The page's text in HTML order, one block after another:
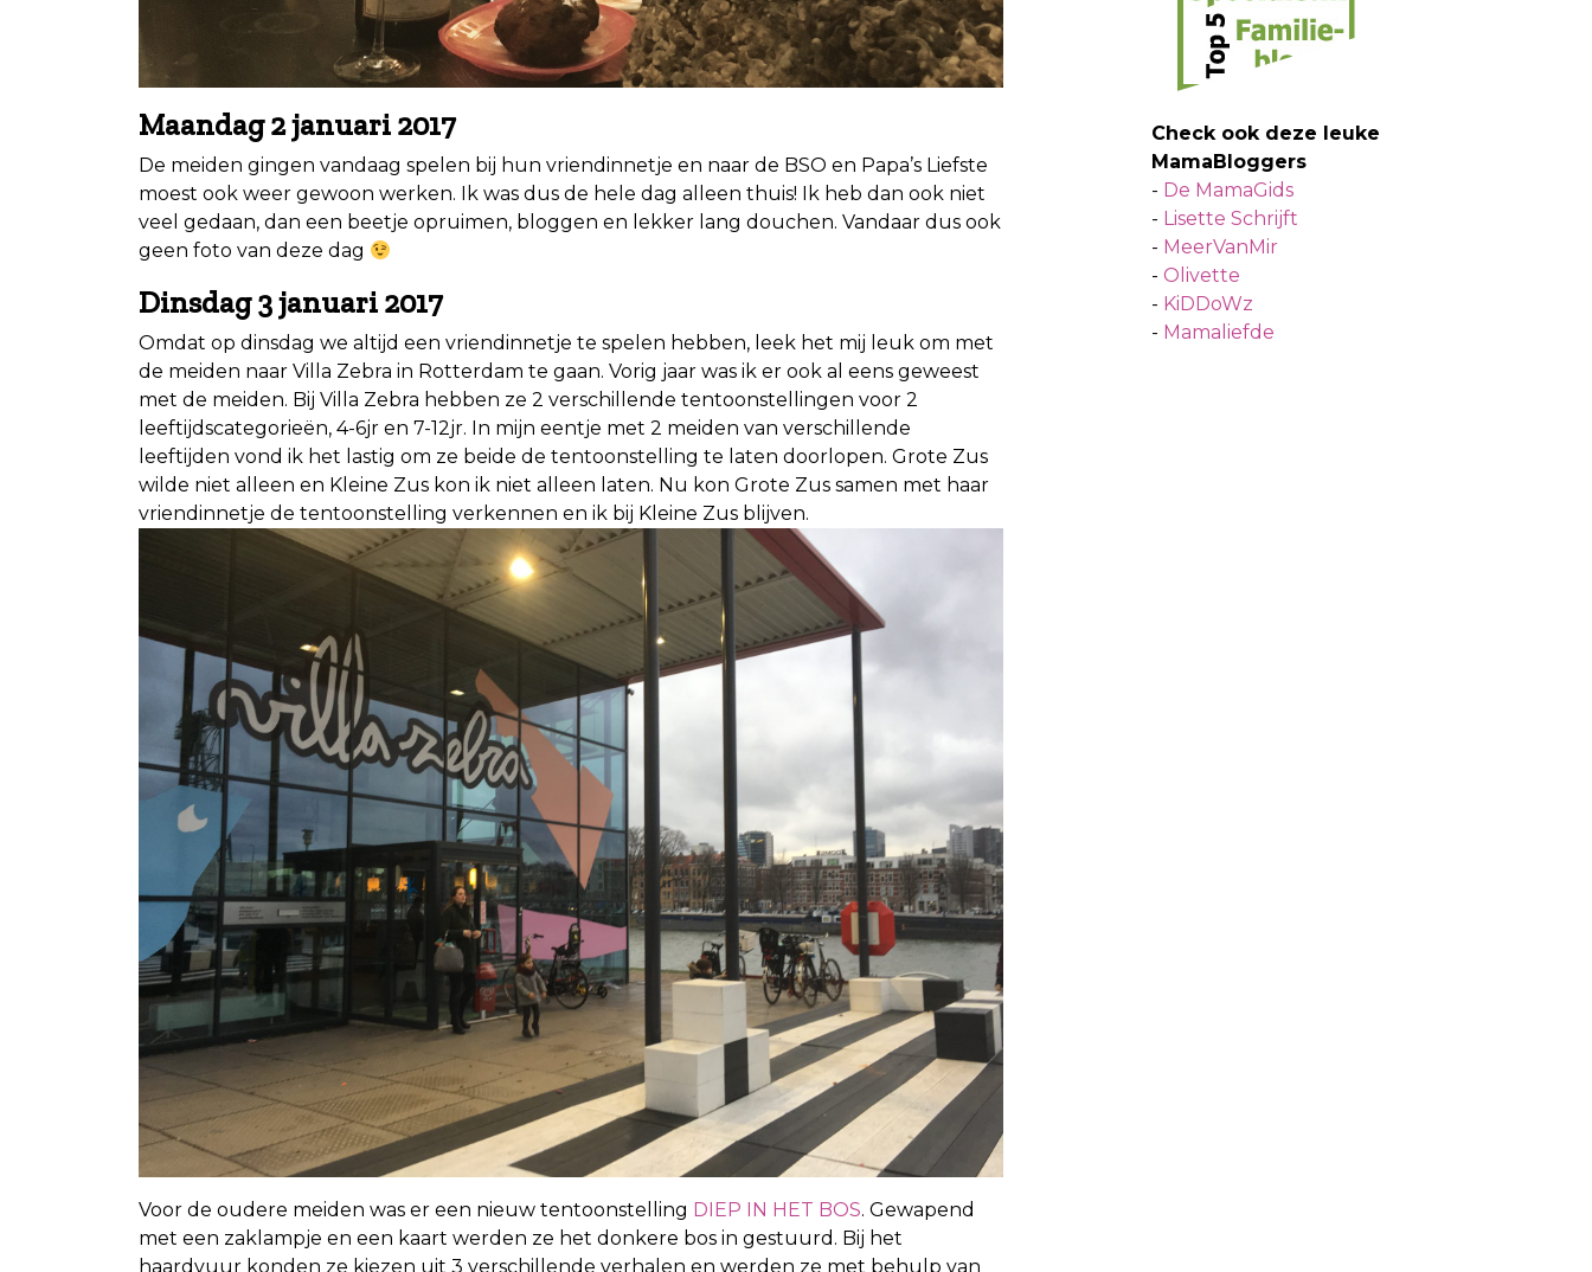
Maandag 2 januari 2017
De meiden gingen vandaag spelen bij hun vriendinnetje en naar de BSO en Papa’s Liefste
moest ook weer gewoon werken. Ik was dus de hele dag alleen thuis! Ik heb dan ook niet
veel gedaan, dan een beetje opruimen, bloggen en lekker lang douchen. Vandaar dus ook
geen foto van deze dag
Dinsdag 3 januari 2017
Omdat op dinsdag we altijd een vriendinnetje te spelen hebben, leek het mij leuk om met
de meiden naar Villa Zebra in Rotterdam te gaan. Vorig jaar was ik er ook al eens geweest
met de meiden. Bij Villa Zebra hebben ze 2 verschillende tentoonstellingen voor 2
leeftijdscategorieën, 4-6jr en 7-12jr. In mijn eentje met 2 meiden van verschillende
leeftijden vond ik het lastig om ze beide de tentoonstelling te laten doorlopen. Grote Zus
wilde niet alleen en Kleine Zus kon ik niet alleen laten. Nu kon Grote Zus samen met haar
vriendinnetje de tentoonstelling verkennen en ik bij Kleine Zus blijven.
Voor de oudere meiden was er een nieuw tentoonstelling DIEP IN HET BOS. Gewapend
met een zaklampje en een kaart werden ze het donkere bos in gestuurd. Bij het
haardvuur konden ze kiezen uit 3 verschillende verhalen en werden ze met behulp van
Check ook deze leuke
MamaBloggers
- De MamaGids
- Lisette Schrijft
- MeerVanMir
- Olivette
- KiDDoWz
- Mamaliefde